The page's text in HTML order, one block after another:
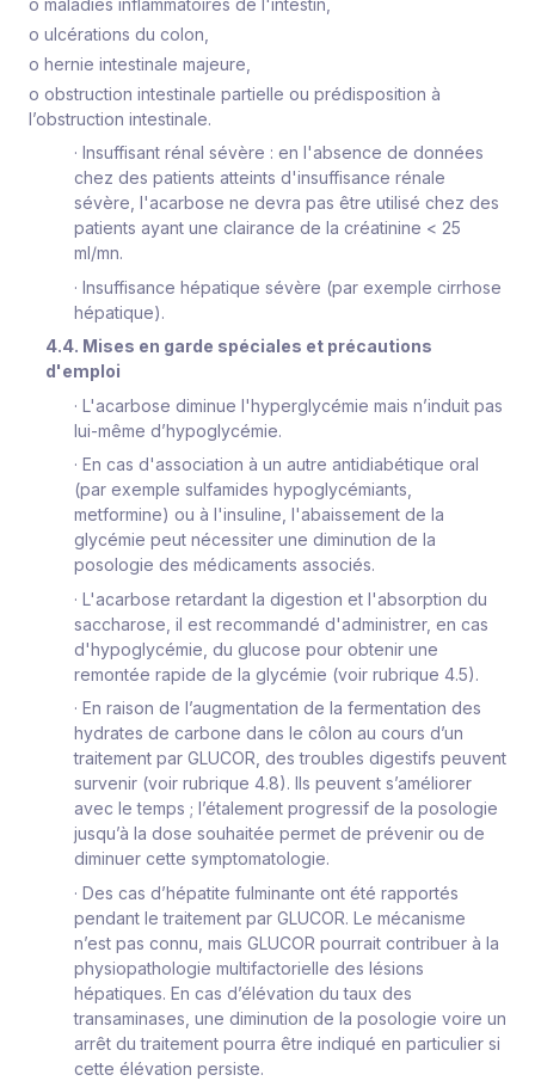
o ulcérations du colon,
o hernie intestinale majeure,
o obstruction intestinale partielle ou prédisposition à
l’obstruction intestinale.
· Insuffisant rénal sévère : en l'absence de données
chez des patients atteints d'insuffisance rénale
sévère, l'acarbose ne devra pas être utilisé chez des
patients ayant une clairance de la créatinine < 25
ml/mn.
· Insuffisance hépatique sévère (par exemple cirrhose
hépatique).
4.4. Mises en garde spéciales et précautions
d'emploi
· L'acarbose diminue l'hyperglycémie mais n’induit pas
lui-même d’hypoglycémie.
· En cas d'association à un autre antidiabétique oral
(par exemple sulfamides hypoglycémiants,
metformine) ou à l'insuline, l'abaissement de la
glycémie peut nécessiter une diminution de la
posologie des médicaments associés.
· L'acarbose retardant la digestion et l'absorption du
saccharose, il est recommandé d'administrer, en cas
d'hypoglycémie, du glucose pour obtenir une
remontée rapide de la glycémie (voir rubrique 4.5).
· En raison de l’augmentation de la fermentation des
hydrates de carbone dans le côlon au cours d’un
traitement par GLUCOR, des troubles digestifs peuvent
survenir (voir rubrique 4.8). Ils peuvent s’améliorer
avec le temps ; l’étalement progressif de la posologie
jusqu’à la dose souhaitée permet de prévenir ou de
diminuer cette symptomatologie.
· Des cas d’hépatite fulminante ont été rapportés
pendant le traitement par GLUCOR. Le mécanisme
n’est pas connu, mais GLUCOR pourrait contribuer à la
physiopathologie multifactorielle des lésions
hépatiques. En cas d’élévation du taux des
transaminases, une diminution de la posologie voire un
arrêt du traitement pourra être indiqué en particulier si
cette élévation persiste.